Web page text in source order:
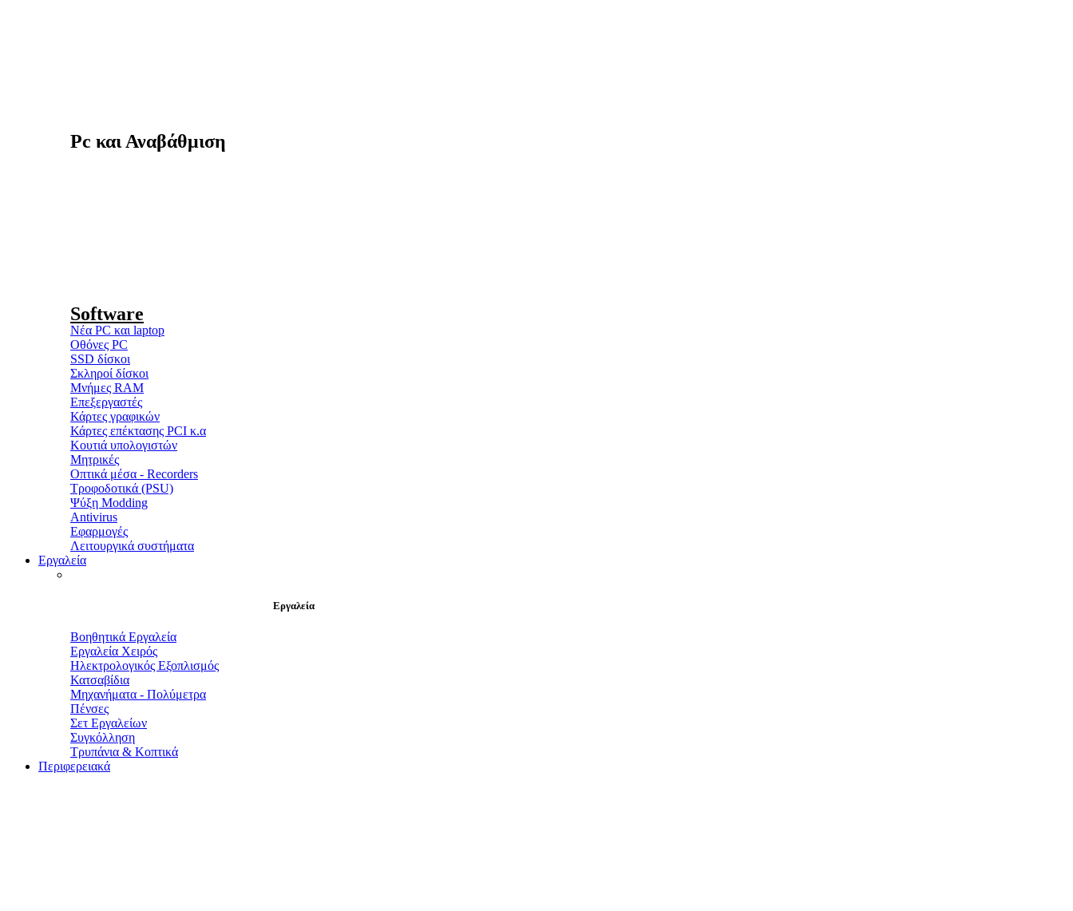
Pc και Αναβάθμιση
Software
Νέα PC και laptop
Οθόνες PC
SSD δίσκοι
Σκληροί δίσκοι
Μνήμες RAM
Επεξεργαστές
Κάρτες γραφικών
Κάρτες επέκτασης PCI κ.α
Κουτιά υπολογιστών
Μητρικές
Οπτικά μέσα - Recorders
Τροφοδοτικά (PSU)
Ψύξη Modding
Antivirus
Εφαρμογές
Λειτουργικά συστήματα
Εργαλεία
Εργαλεία
Βοηθητικά Εργαλεία
Εργαλεία Χειρός
Ηλεκτρολογικός Εξοπλισμός
Κατσαβίδια
Μηχανήματα - Πολύμετρα
Πένσες
Σετ Εργαλείων
Συγκόλληση
Τρυπάνια & Κοπτικά
Περιφερειακά